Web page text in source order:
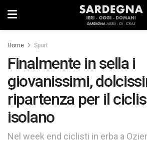
Home Sport
Finalmente in sella i
giovanissimi,
ripartenza per il
isolano
Nel week end ciclisti in erba a